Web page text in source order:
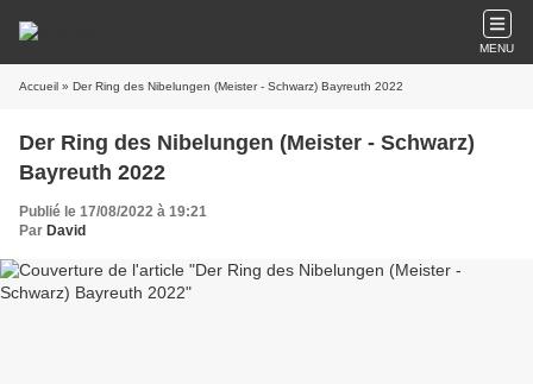
MENU
Accueil » Der Ring des Nibelungen (Meister - Schwarz) Bayreuth 2022
Der Ring des Nibelungen (Meister - Schwarz)
Bayreuth 2022
Publié le 17/08/2022 à 19:21
Par David